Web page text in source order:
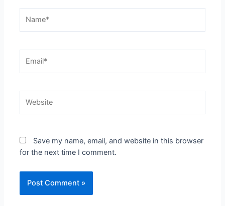
Save my name, email, and website in this browser
for the next time I comment.